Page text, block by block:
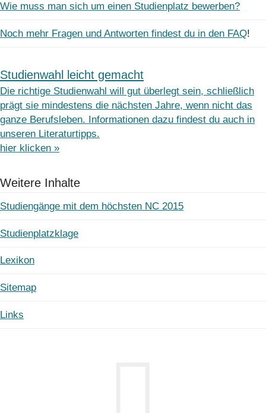
Wie muss man sich um einen Studienplatz bewerben?
Noch mehr Fragen und Antworten findest du in den FAQ!
Studienwahl leicht gemacht
Die richtige Studienwahl will gut überlegt sein, schließlich
prägt sie mindestens die nächsten Jahre, wenn nicht das
ganze Berufsleben. Informationen dazu findest du auch in
unseren Literaturtipps.
hier klicken »
Weitere Inhalte
Studiengänge mit dem höchsten NC 2015
Studienplatzklage
Lexikon
Sitemap
Links